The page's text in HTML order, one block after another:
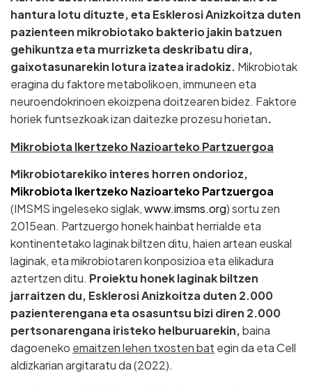
hantura lotu dituzte, eta Esklerosi Anizkoitza duten
pazienteen mikrobiotako bakterio jakin batzuen
gehikuntza eta murrizketa deskribatu dira,
gaixotasunarekin lotura izatea iradokiz. Mikrobiotak
eragina du faktore metabolikoen, immuneen eta
neuroendokrinoen ekoizpena doitzearen bidez. Faktore
horiek funtsezkoak izan daitezke prozesu horietan.
Mikrobiota Ikertzeko Nazioarteko Partzuergoa
Mikrobiotarekiko interes horren ondorioz,
Mikrobiota Ikertzeko Nazioarteko Partzuergoa
(IMSMS ingeleseko siglak,www.imsms.org) sortu zen
2015ean. Partzuergo honek hainbat herrialde eta
kontinentetako laginak biltzen ditu, haien artean euskal
laginak, eta mikrobiotaren konposizioa eta elikadura
aztertzen ditu. Proiektu honek laginak biltzen
jarraitzen du, Esklerosi Anizkoitza duten 2.000
pazienterengana eta osasuntsu bizi diren 2.000
pertsonarengana iristeko helburuarekin,baina
dagoeneko emaitzen lehen txosten bat egin da eta Cell
aldizkarian argitaratu da (2022).